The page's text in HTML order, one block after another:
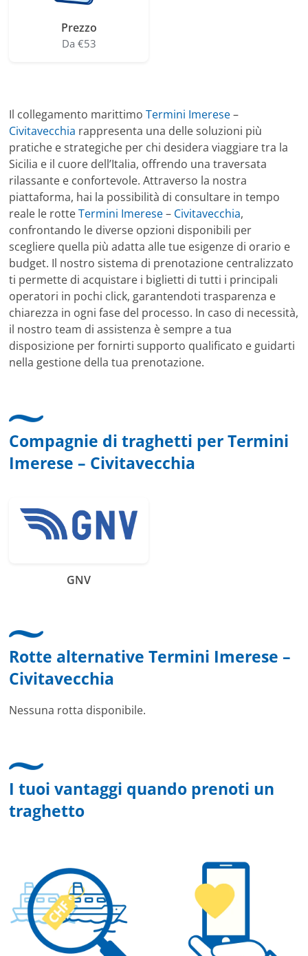
Prezzo
Da €53
Il collegamento marittimoTermini Imerese–
Civitavecchia rappresenta una delle soluzioni più
pratiche e strategiche per chi desidera viaggiare tra la
Sicilia e il cuore dell’Italia, offrendo una traversata
rilassante e confortevole. Attraverso la nostra
piattaforma, hai la possibilità di consultare in tempo
reale le rotteTermini Imerese– Civitavecchia,
confrontando le diverse opzioni disponibili per
scegliere quella più adatta alle tue esigenze di orario e
budget. Il nostro sistema di prenotazione centralizzato
ti permette di acquistare i biglietti di tutti i principali
operatori in pochi click, garantendoti trasparenza e
chiarezza in ogni fase del processo. In caso di necessità,
il nostro team di assistenza è sempre a tua
disposizione per fornirti supporto qualificato e guidarti
nella gestione della tua prenotazione.
Compagnie di traghetti per Termini
Imerese – Civitavecchia
GNV
Rotte alternative Termini Imerese –
Civitavecchia
Nessuna rotta disponibile.
I tuoi vantaggi quando prenoti un
traghetto